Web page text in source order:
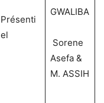
Présenti
el
GWALIBA
Sorene
Asefa &
M. ASSIH